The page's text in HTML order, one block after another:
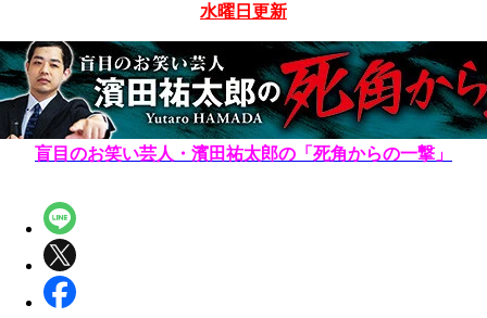
水曜日更新
盲目のお笑い芸人・濱田祐太郎の「死角からの一撃」